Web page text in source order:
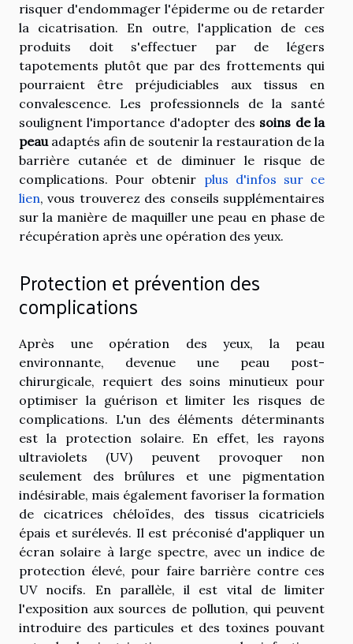
risquer d'endommager l'épiderme ou de retarder
la cicatrisation. En outre, l'application de ces
produits doit s'effectuer par de légers
tapotements plutôt que par des frottements qui
pourraient être préjudiciables aux tissus en
convalescence. Les professionnels de la santé
soulignent l'importance d'adopter des soins de la
peauadaptés afin de soutenir la restauration de la
barrière cutanée et de diminuer le risque de
complications. Pour obtenir plus d'infos sur ce
lien, vous trouverez des conseils supplémentaires
sur la manière de maquiller une peau en phase de
récupération après une opération des yeux.
Protection et prévention des
complications
Après une opération des yeux, la peau
environnante, devenue une peau post-
chirurgicale, requiert des soins minutieux pour
optimiser la guérison et limiter les risques de
complications. L'un des éléments déterminants
est la protection solaire. En effet, les rayons
ultraviolets (UV) peuvent provoquer non
seulement des brûlures et une pigmentation
indésirable, mais également favoriser la formation
de cicatrices chéloïdes, des tissus cicatriciels
épais et surélevés. Il est préconisé d'appliquer un
écran solaire à large spectre, avec un indice de
protection élevé, pour faire barrière contre ces
UV nocifs. En parallèle, il est vital de limiter
l'exposition aux sources de pollution, qui peuvent
introduire des particules et des toxines pouvant